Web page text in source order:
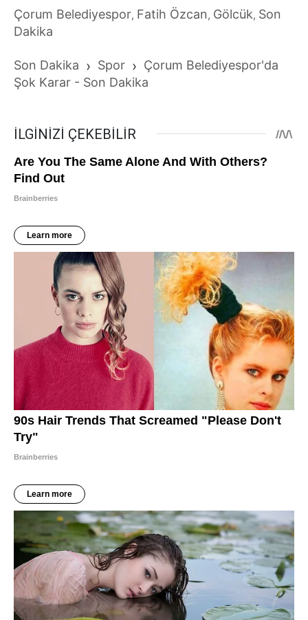
Çorum Belediyespor, Fatih Özcan, Gölcük, Son
Dakika
Son Dakika › Spor › Çorum Belediyespor'da
Şok Karar - Son Dakika